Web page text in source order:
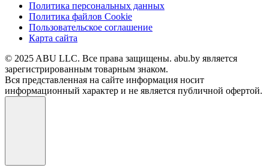
Политика персональных данных
Политика файлов Cookie
Пользовательское соглашение
Карта сайта
© 2025 ABU LLC. Все права защищены. abu.by является
зарегистрированным товарным знаком.
Вся представленная на сайте информация носит
информационный характер и не является публичной офертой.